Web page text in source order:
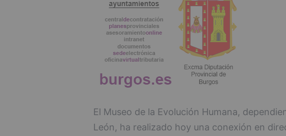
El Museo de la Evolución Humana,
León, ha realizado hoy una conexión en